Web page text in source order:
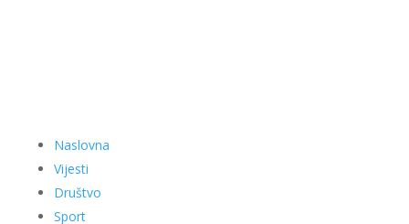
Naslovna
Vijesti
Društvo
Sport